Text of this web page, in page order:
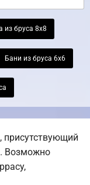
из бруса 8х8
Бани из бруса 6х6
присутствующий
Возможно